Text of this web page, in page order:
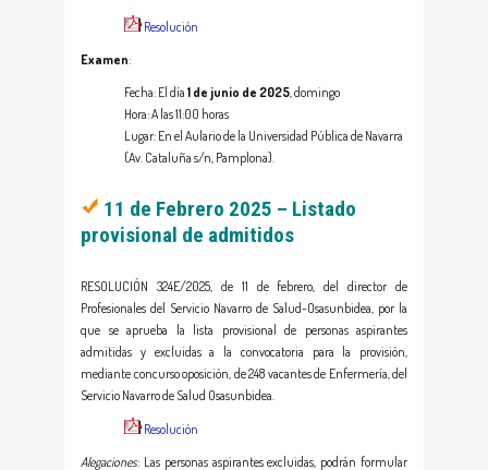
Resolución
Examen:
Fecha: El día 1 de junio de 2025, domingo
Hora: A las 11:00 horas
Lugar: En el Aulario de la Universidad Pública de Navarra
(Av. Cataluña s/n, Pamplona).
11 de Febrero 2025 – Listado
provisional de admitidos
RESOLUCIÓN 324E/2025, de 11 de febrero, del director de
Profesionales del Servicio Navarro de Salud-Osasunbidea, por la
que se aprueba la lista provisional de personas aspirantes
admitidas y excluidas a la convocatoria para la provisión,
mediante concurso oposición, de 248 vacantes de Enfermería, del
Servicio Navarro de Salud Osasunbidea.
Resolución
Alegaciones: Las personas aspirantes excluidas, podrán formular